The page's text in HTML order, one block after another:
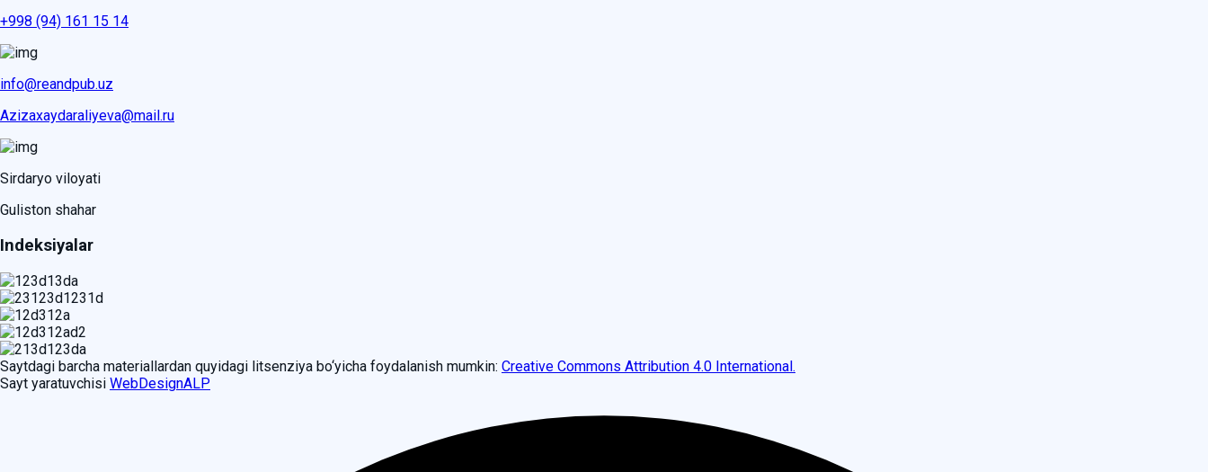
+998 (94) 161 15 14
info@reandpub.uz
Azizaxaydaraliyeva@mail.ru
Sirdaryo viloyati
Guliston shahar
Indeksiyalar
Saytdagi barcha materiallardan quyidagi litsenziya bo‘yicha foydalanish mumkin: Creative Commons Attribution 4.0 International.
Sayt yaratuvchisi WebDesignALP